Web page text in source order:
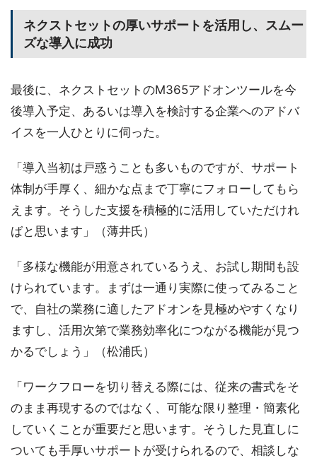
ネクストセットの厚いサポートを活用し、スムー
ズな導入に成功
最後に、ネクストセットのM365アドオンツールを今
後導入予定、あるいは導入を検討する企業へのアドバ
イスを一人ひとりに伺った。
「導入当初は戸惑うことも多いものですが、サポート
体制が手厚く、細かな点まで丁寧にフォローしてもら
えます。そうした支援を積極的に活用していただけれ
ばと思います」（薄井氏）
「多様な機能が用意されているうえ、お試し期間も設
けられています。まずは一通り実際に使ってみること
で、自社の業務に適したアドオンを見極めやすくなり
ますし、活用次第で業務効率化につながる機能が見つ
かるでしょう」（松浦氏）
「ワークフローを切り替える際には、従来の書式をそ
のまま再現するのではなく、可能な限り整理・簡素化
していくことが重要だと思います。そうした見直しに
ついても手厚いサポートが受けられるので、相談しな